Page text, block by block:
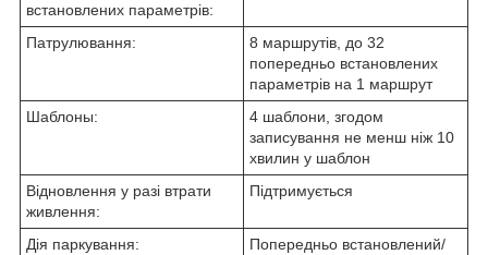
встановлених параметрів:
Патрулювання:
8 маршрутів, до 32
попередньо встановлених
параметрів на 1 маршрут
Шаблоны:
4 шаблони, згодом
записування не менш ніж 10
хвилин у шаблон
Відновлення у разі втрати
живлення:
Підтримується
Дія паркування:
Попередньо встановлений/